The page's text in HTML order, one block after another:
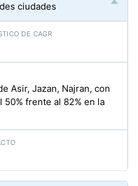
ciudades
Asir, Jazan, Najran, con
frente al 82% en la